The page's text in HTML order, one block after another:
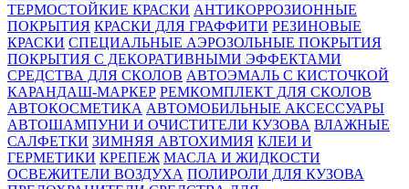
ТЕРМОСТОЙКИЕ КРАСКИ АНТИКОРРОЗИОННЫЕ
ПОКРЫТИЯ КРАСКИ ДЛЯ ГРАФФИТИ РЕЗИНОВЫЕ
КРАСКИ СПЕЦИАЛЬНЫЕ АЭРОЗОЛЬНЫЕ ПОКРЫТИЯ
ПОКРЫТИЯ С ДЕКОРАТИВНЫМИ ЭФФЕКТАМИ
СРЕДСТВА ДЛЯ СКОЛОВ АВТОЭМАЛЬ С КИСТОЧКОЙ
КАРАНДАШ-МАРКЕР РЕМКОМПЛЕКТ ДЛЯ СКОЛОВ
АВТОКОСМЕТИКА АВТОМОБИЛЬНЫЕ АКСЕССУАРЫ
АВТОШАМПУНИ И ОЧИСТИТЕЛИ КУЗОВА ВЛАЖНЫЕ
САЛФЕТКИ ЗИМНЯЯ АВТОХИМИЯ КЛЕИ И
ГЕРМЕТИКИ КРЕПЕЖ МАСЛА И ЖИДКОСТИ
ОСВЕЖИТЕЛИ ВОЗДУХА ПОЛИРОЛИ ДЛЯ КУЗОВА